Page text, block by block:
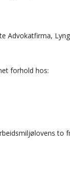
Advokatfirma,
forhold hos:
to